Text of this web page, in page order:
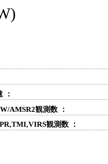
：
AMSR2観測数 ：
観測数 ：